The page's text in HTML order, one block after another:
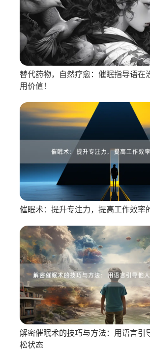
替代药物，自然疗愈：催眠指导语在
用价值！
催眠术：提升专注力，提高工作效率
解密催眠术的技巧与方法：用语言引
松状态